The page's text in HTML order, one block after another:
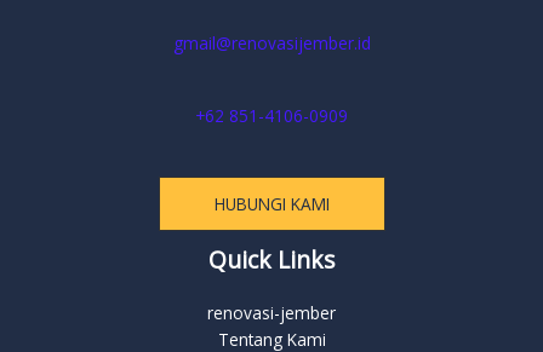
gmail@renovasijember.id
+62 851-4106-0909
HUBUNGI KAMI
Quick Links
renovasi-jember
Tentang Kami